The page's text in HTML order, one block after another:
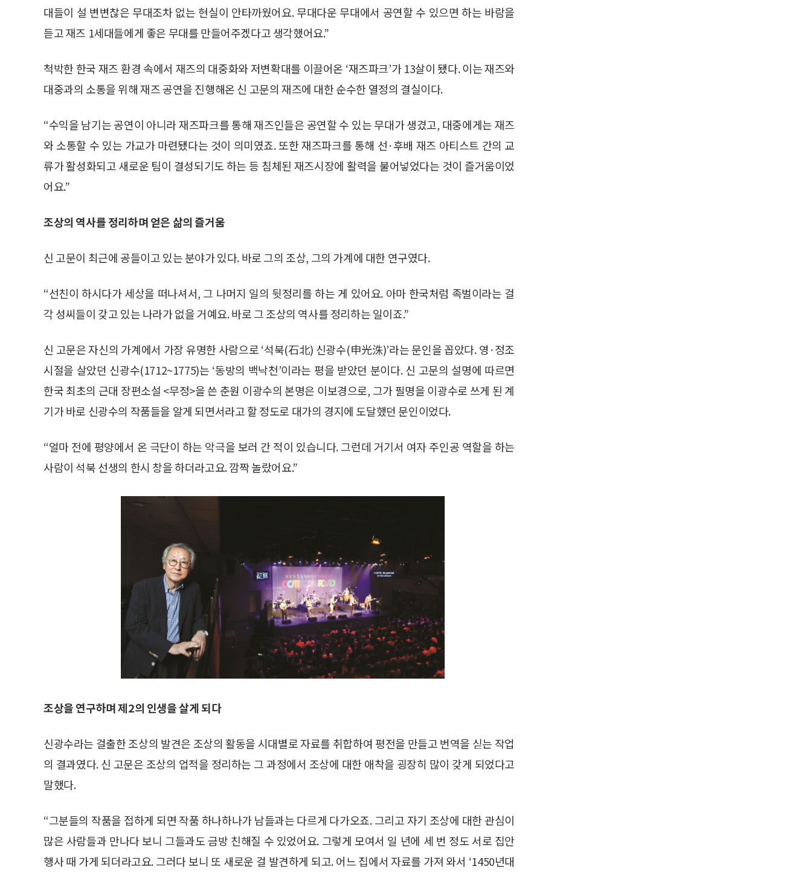
대들이 설 변변찮은 무대조차 없는 현실이 안타까웠어요. 무대다운 무대에서 공연할 수 있으면 하는 바람을
듣고 재즈 1세대들에게 좋은 무대를 만들어주겠다고 생각했어요.”
척박한 한국 재즈 환경 속에서 재즈의 대중화와 저변확대를 이끌어온 ‘재즈파크’가 13살이 됐다. 이는 재즈와
대중과의 소통을 위해 재즈 공연을 진행해온 신 고문의 재즈에 대한 순수한 열정의 결실이다.
“수익을 남기는 공연이 아니라 재즈파크를 통해 재즈인들은 공연할 수 있는 무대가 생겼고, 대중에게는 재즈
와 소통할 수 있는 가교가 마련됐다는 것이 의미였죠. 또한 재즈파크를 통해 선·후배 재즈 아티스트 간의 교
류가 활성화되고 새로운 팀이 결성되기도 하는 등 침체된 재즈시장에 활력을 불어넣었다는 것이 즐거움이었
어요.”
조상의 역사를 정리하며 얻은 삶의 즐거움
신 고문이 최근에 공들이고 있는 분야가 있다. 바로 그의 조상, 그의 가계에 대한 연구였다.
“선친이 하시다가 세상을 떠나셔서, 그 나머지 일의 뒷정리를 하는 게 있어요. 아마 한국처럼 족벌이라는 걸
각 성씨들이 갖고 있는 나라가 없을 거예요. 바로 그 조상의 역사를 정리하는 일이죠.”
신 고문은 자신의 가계에서 가장 유명한 사람으로 ‘석북(石北) 신광수(申光洙)’라는 문인을 꼽았다. 영·정조
시절을 살았던 신광수(1712~1775)는 ‘동방의 백낙천’이라는 평을 받았던 분이다. 신 고문의 설명에 따르면
한국 최초의 근대 장편소설 <무정>을 쓴 춘원 이광수의 본명은 이보경으로, 그가 필명을 이광수로 쓰게 된 계
기가 바로 신광수의 작품들을 알게 되면서라고 할 정도로 대가의 경지에 도달했던 문인이었다.
“얼마 전에 평양에서 온 극단이 하는 악극을 보러 간 적이 있습니다. 그런데 거기서 여자 주인공 역할을 하는
사람이 석북 선생의 한시 창을 하더라고요. 깜짝 놀랐어요.”
조상을 연구하며 제2의 인생을 살게 되다
신광수라는 걸출한 조상의 발견은 조상의 활동을 시대별로 자료를 취합하여 평전을 만들고 번역을 싣는 작업
의 결과였다. 신 고문은 조상의 업적을 정리하는 그 과정에서 조상에 대한 애착을 굉장히 많이 갖게 되었다고
말했다.
“그분들의 작품을 접하게 되면 작품 하나하나가 남들과는 다르게 다가오죠. 그리고 자기 조상에 대한 관심이
많은 사람들과 만나다 보니 그들과도 금방 친해질 수 있었어요. 그렇게 모여서 일 년에 세 번 정도 서로 집안
행사 때 가게 되더라고요. 그러다 보니 또 새로운 걸 발견하게 되고. 어느 집에서 자료를 가져 와서 ‘1450년대